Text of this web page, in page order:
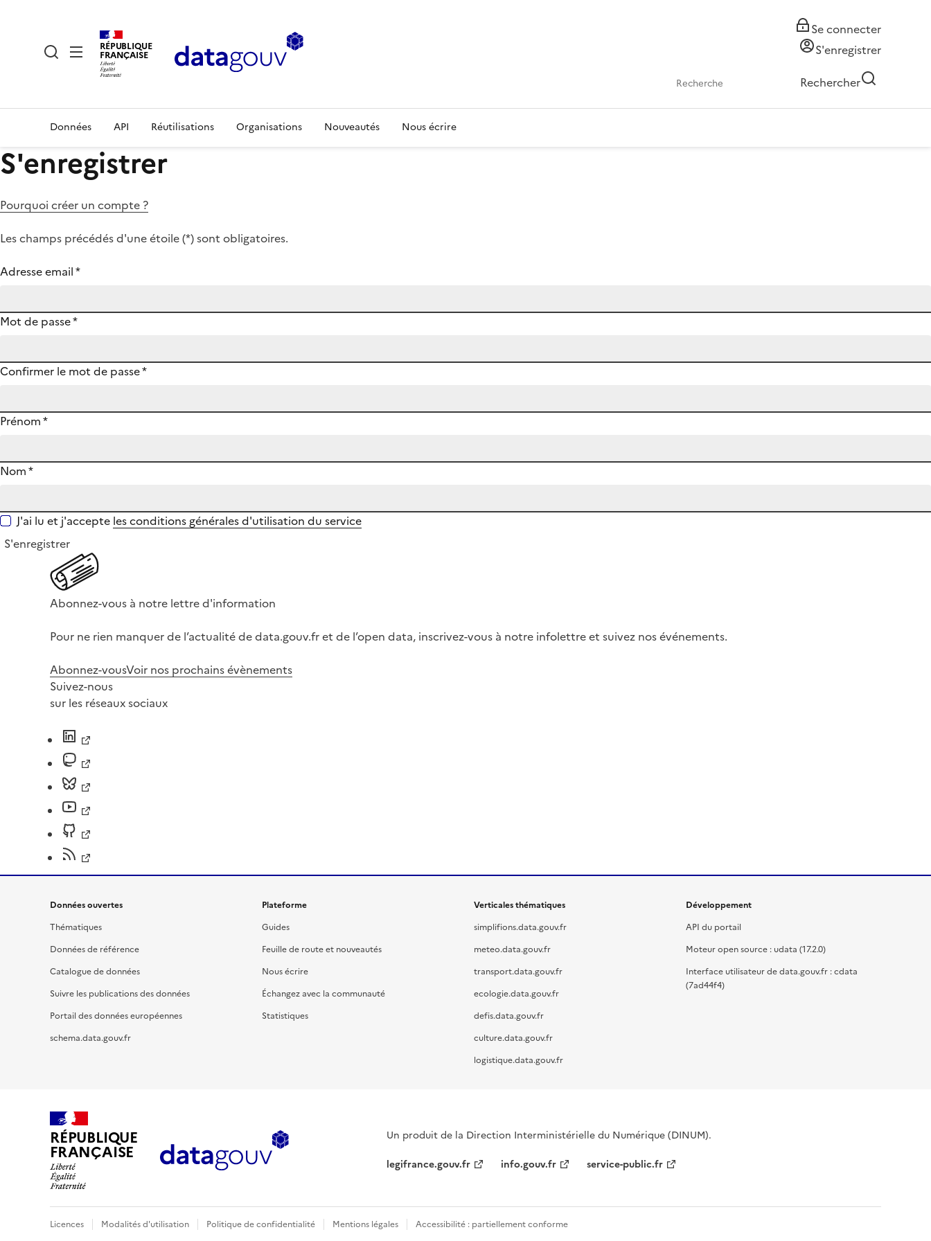
RÉPUBLIQUE
FRANÇAISE
Se connecter
S'enregistrer
Rechercher
Données API Réutilisations Organisations Nouveautés Nous écrire
S'enregistrer
Pourquoi créer un compte ?
Les champs précédés d'une étoile (*) sont obligatoires.
Adresse email*
Mot de passe*
Confirmer le mot de passe*
Prénom*
Nom*
J'ai lu et j'accepte les conditions générales d'utilisation du service
S'enregistrer
Abonnez-vous à notre lettre d'information
Pour ne rien manquer de l’actualité de data.gouv.fr et de l’open data, inscrivez-vous à notre infolettre et suivez nos événements.
Abonnez-vousVoir nos prochains évènements
Suivez-nous
sur les réseaux sociaux
Données ouvertes
Thématiques
Données de référence
Catalogue de données
Suivre les publications des données
Portail des données européennes
schema.data.gouv.fr
Plateforme
Guides
Feuille de route et nouveautés
Nous écrire
Échangez avec la communauté
Statistiques
Verticales thématiques
simplifions.data.gouv.fr
meteo.data.gouv.fr
transport.data.gouv.fr
ecologie.data.gouv.fr
defis.data.gouv.fr
culture.data.gouv.fr
logistique.data.gouv.fr
Développement
API du portail
Moteur open source : udata (17.2.0)
Interface utilisateur de data.gouv.fr : cdata
(7ad44f4)
RÉPUBLIQUE
FRANÇAISE
Un produit de la Direction Interministérielle du Numérique (DINUM).
legifrance.gouv.fr
info.gouv.fr service-public.fr
Licences Modalités d'utilisation Politique de confidentialité Mentions légales Accessibilité : partiellement conforme